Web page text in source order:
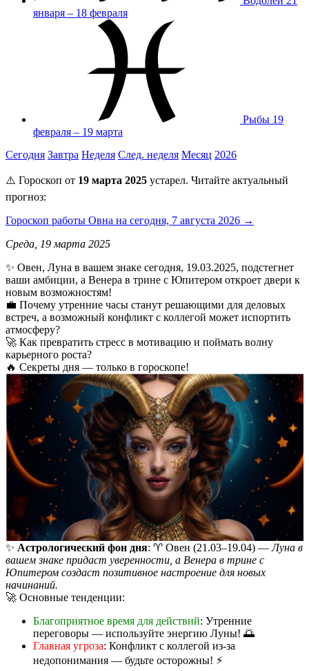
января – 18 февраля
Рыбы 19
февраля – 19 марта
Сегодня Завтра Неделя След. неделя Месяц 2026
⚠️ Гороскоп от 19 марта 2025 устарел. Читайте актуальный
прогноз:
Гороскоп работы Овна на сегодня, 7 августа 2026 →
Среда, 19 марта 2025
✨ Овен, Луна в вашем знаке сегодня, 19.03.2025, подстегнет
ваши амбиции, а Венера в трине с Юпитером откроет двери к
новым возможностям!
💼 Почему утренние часы станут решающими для деловых
встреч, а возможный конфликт с коллегой может испортить
атмосферу?
🚀 Как превратить стресс в мотивацию и поймать волну
карьерного роста?
🔥 Секреты дня — только в гороскопе!
✨ Астрологический фон дня: ♈️ Овен (21.03–19.04) —Луна в
вашем знаке придаст уверенности, а Венера в трине с
Юпитером создаст позитивное настроение для новых
начинаний.
🚀 Основные тенденции:
Благоприятное время для действий: Утренние
переговоры — используйте энергию Луны! 🌅
Главная угроза: Конфликт с коллегой из-за
недопонимания — будьте осторожны! ⚡